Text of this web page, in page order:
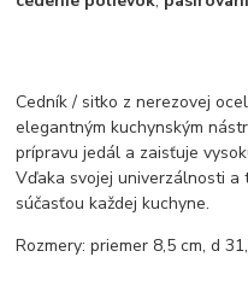
Cedník / sitko z nerezovej
elegantným kuchynským
prípravu jedál a zaisťuje
Vďaka svojej univerzálnosti
súčasťou každej kuchyne.
Rozmery: priemer 8,5 cm, d